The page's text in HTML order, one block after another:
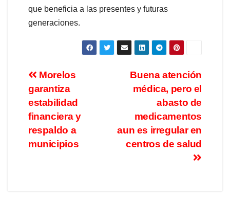
que beneficia a las presentes y futuras
generaciones.
Buena atención
médica, pero el
abasto de
medicamentos
aun es irregular en
centros de salud
Morelos
garantiza
estabilidad
financiera y
respaldo a
municipios